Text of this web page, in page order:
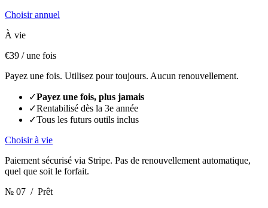
Choisir annuel
À vie
€39 / une fois
Payez une fois. Utilisez pour toujours. Aucun renouvellement.
✓Payez une fois, plus jamais
✓Rentabilisé dès la 3e année
✓Tous les futurs outils inclus
Choisir à vie
Paiement sécurisé via Stripe. Pas de renouvellement automatique,
quel que soit le forfait.
№ 07 / Prêt